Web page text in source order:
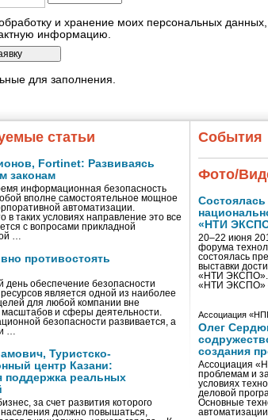
и хранение моих персональных
информацию.
для заполнения.
статьи
Fortinet: Развиваясь
законам
информационная безопасность
вполне самостоятельное мощное
автоматизации.
в таких условиях направление это все
с вопросами прикладной
…
противостоять
день обеспечение безопасности
является одной из наиболее
для любой компании вне
масштабов и сферы деятельности.
безопасности развивается, а
…
Туристско-
центр Казани:
поддержка реальных
за счет развития которого
населения должно повышаться,
События
Фото/
«НТИ
20–22 июня
форума
состоялась
выставки
«НТИ ЭКСПО».
«НТИ ЭКСПО»
Ассоциация
Олег
создания
Ассоциация
проблемам и
условиях
деловой
Основные